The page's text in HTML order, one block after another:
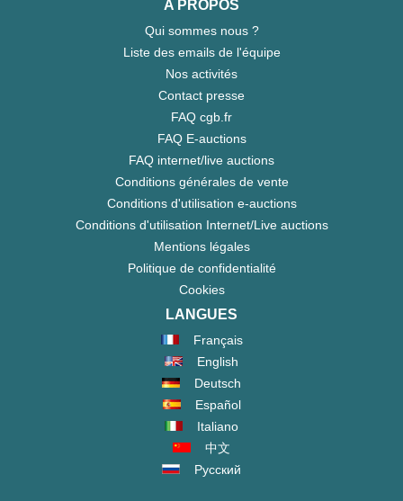
A PROPOS
Qui sommes nous ?
Liste des emails de l'équipe
Nos activités
Contact presse
FAQ cgb.fr
FAQ E-auctions
FAQ internet/live auctions
Conditions générales de vente
Conditions d'utilisation e-auctions
Conditions d'utilisation Internet/Live auctions
Mentions légales
Politique de confidentialité
Cookies
LANGUES
Français
English
Deutsch
Español
Italiano
中文
Русский